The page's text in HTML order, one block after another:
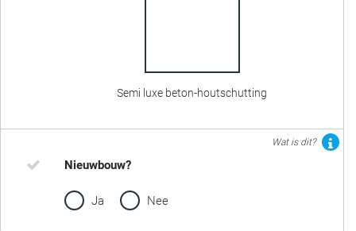
Semi luxe beton-houtschutting
Wat is dit?
Nieuwbouw?
Ja Nee